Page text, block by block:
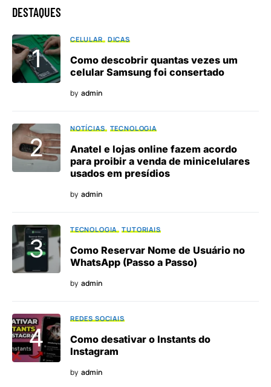
DESTAQUES
CELULAR DICAS
Como descobrir quantas vezes um
celular Samsung foi consertado
by admin
NOTÍCIAS TECNOLOGIA
Anatel e lojas online fazem acordo
para proibir a venda de minicelulares
usados em presídios
by admin
TECNOLOGIA TUTORIAIS
Como Reservar Nome de Usuário no
WhatsApp (Passo a Passo)
by admin
REDES SOCIAIS
Como desativar o Instants do
Instagram
by admin